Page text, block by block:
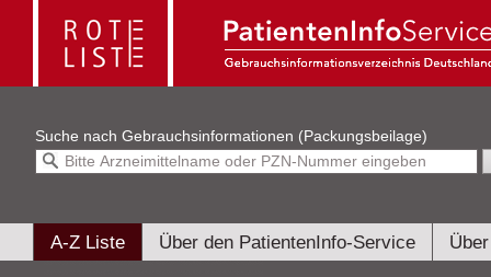
Suche nach Gebrauchsinformationen (Packungsbeilage)
A-Z Liste Über den PatientenInfo-Service